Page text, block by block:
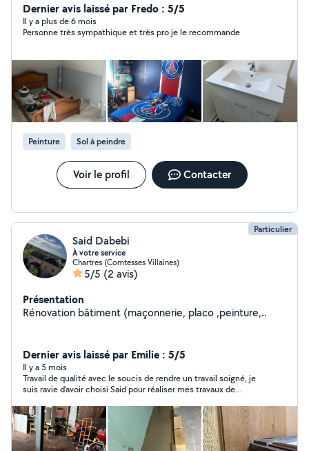
flottant Pose de cuisine équipée Faïence Plomberie
Contactez moi pour plus informations si besoin .
Dernier avis laissé par Fredo : 5/5
Il y a plus de 6 mois
Personne très sympathique et très pro je le recommande
Peinture Sol à peindre
Voir le profil Contacter
Particulier
Said Dabebi
À votre service
Chartres (Comtesses Villaines)
5/5 (2 avis)
Présentation
Rénovation bâtiment (maçonnerie, placo ,peinture,..
Dernier avis laissé par Emilie : 5/5
Il y a 5 mois
Travail de qualité avec le soucis de rendre un travail soigné, je
suis ravie d’avoir choisi Said pour réaliser mes travaux de
100%